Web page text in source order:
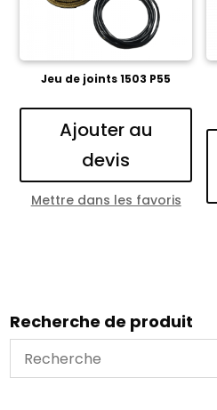
Jeu de joints 1503 P55
Ajouter au
devis
Mettre dans les favoris
Recherche de produit